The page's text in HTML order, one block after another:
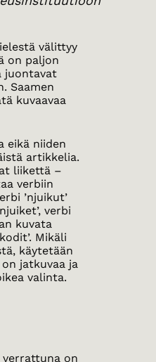
välittyy
on paljon
juontavat
Saamen
kuvaavaa
eikä niiden
artikkelia.
liikettä –
verbiin
’njuikut’
verbi
kuvata
Mikäli
käytetään
jatkuvaa ja
valinta.
verrattuna on